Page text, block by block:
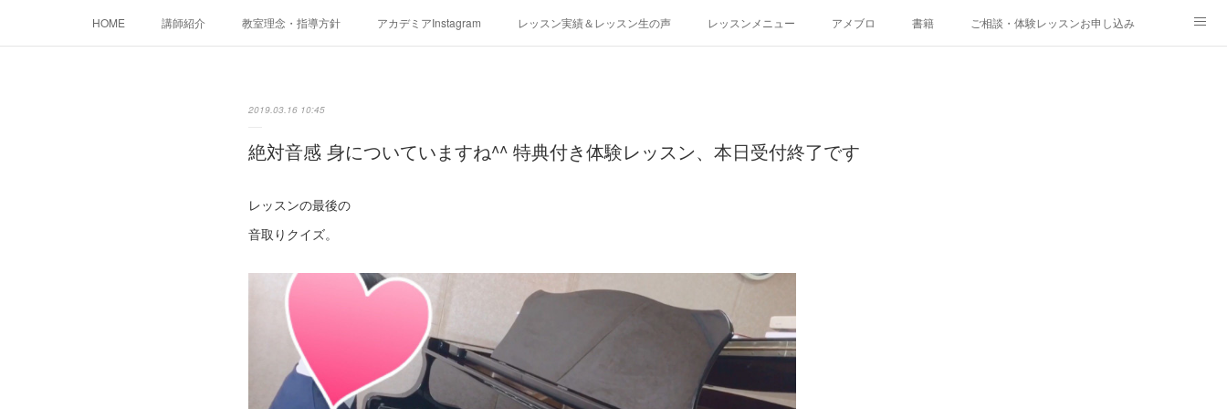
HOME 講師紹介 教室理念・指導方針 アカデミアInstagram レッスン実績＆レッスン生の声 レッスンメニュー アメブロ 書籍 ご相談・体験レッスンお申し込み
2019.03.16 10:45
絶対音感 身についていますね^^ 特典付き体験レッスン、本日受付終了です
レッスンの最後の
音取りクイズ。